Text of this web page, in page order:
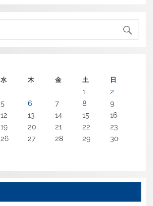
水 木 金 土 日
1
2
5 6 7 8
9
12 13 14 15
16
19 20 21 22
23
26 27 28 29
30